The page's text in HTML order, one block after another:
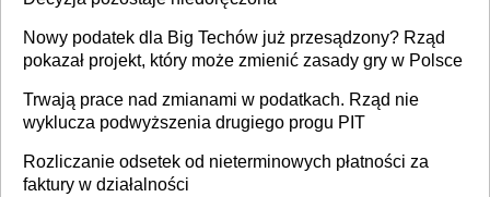
Nowy podatek dla Big Techów już przesądzony? Rząd
pokazał projekt, który może zmienić zasady gry w Polsce
Trwają prace nad zmianami w podatkach. Rząd nie
wyklucza podwyższenia drugiego progu PIT
Rozliczanie odsetek od nieterminowych płatności za
faktury w działalności